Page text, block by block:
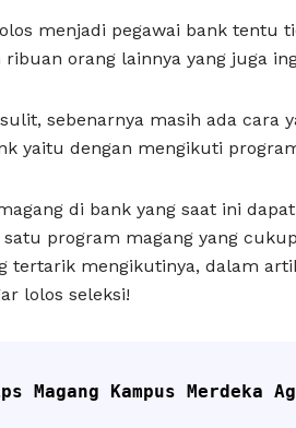
menjadi pegawai bank tentu
orang lainnya yang juga
sebenarnya masih ada
yaitu dengan mengikuti
di bank yang saat ini
program magang yang
tertarik mengikutinya, dalam
lolos seleksi!
Magang Kampus Merdeka